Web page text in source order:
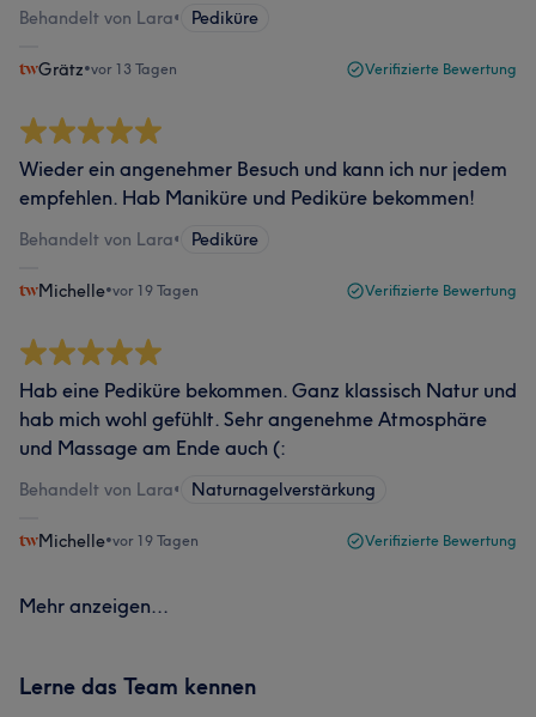
Behandelt von Lara• Pediküre
Grätz•vor 13 Tagen Verifizierte Bewertung
Wieder ein angenehmer Besuch und kann ich nur jedem
empfehlen. Hab Maniküre und Pediküre bekommen!
Behandelt von Lara• Pediküre
Michelle•vor 19 Tagen Verifizierte Bewertung
Hab eine Pediküre bekommen. Ganz klassisch Natur und
hab mich wohl gefühlt. Sehr angenehme Atmosphäre
und Massage am Ende auch (:
Behandelt von Lara• Naturnagelverstärkung
Michelle•vor 19 Tagen Verifizierte Bewertung
Mehr anzeigen...
Lerne das Team kennen